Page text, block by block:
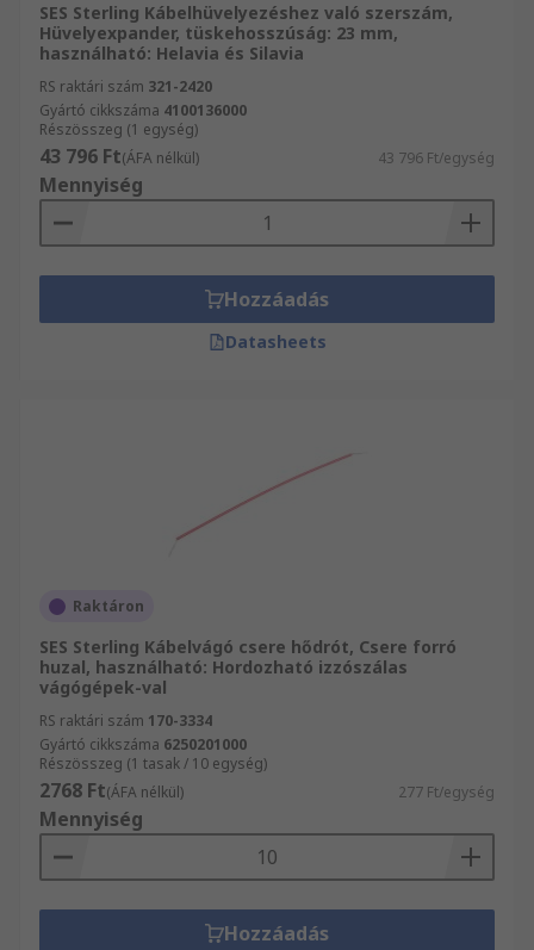
SES Sterling Kábelhüvelyezéshez való szerszám,
Hüvelyexpander, tüskehosszúság: 23 mm,
használható: Helavia és Silavia
RS raktári szám 321-2420
Gyártó cikkszáma 4100136000
Részösszeg (1 egység)
43 796 Ft(ÁFA nélkül) 43 796 Ft/egység
Mennyiség
Hozzáadás
Datasheets
Raktáron
SES Sterling Kábelvágó csere hődrót, Csere forró
huzal, használható: Hordozható izzószálas
vágógépek-val
RS raktári szám 170-3334
Gyártó cikkszáma 6250201000
Részösszeg (1 tasak / 10 egység)
2768 Ft(ÁFA nélkül) 277 Ft/egység
Mennyiség
Hozzáadás